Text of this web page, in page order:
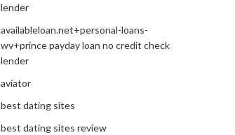
lender
availableloan.net+personal-loans-
wv+prince payday loan no credit check
lender
aviator
best dating sites
best dating sites review